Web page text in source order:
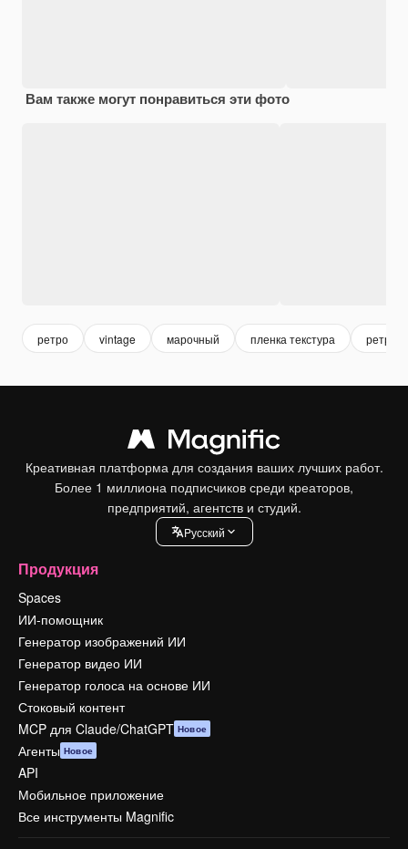
Вам также могут понравиться эти фото
ретро vintage марочный пленка текстура ретро
Креативная платформа для создания ваших лучших работ.
Более 1 миллиона подписчиков среди креаторов,
предприятий, агентств и студий.
Pусский
Продукция
Spaces
ИИ-помощник
Генератор изображений ИИ
Генератор видео ИИ
Генератор голоса на основе ИИ
Стоковый контент
MCP для Claude/ChatGPT Новое
Агенты Новое
API
Мобильное приложение
Все инструменты Magnific